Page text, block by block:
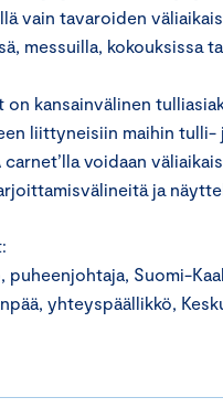
vain tavaroiden
messuilla, kokouksissa
on kansainvälinen
liittyneisiin maihin tulli-
carnet’lla voidaan
ja
puheenjohtaja, Suomi-
yhteyspäällikkö,